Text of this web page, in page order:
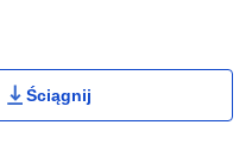
Portlet
Ściągnij